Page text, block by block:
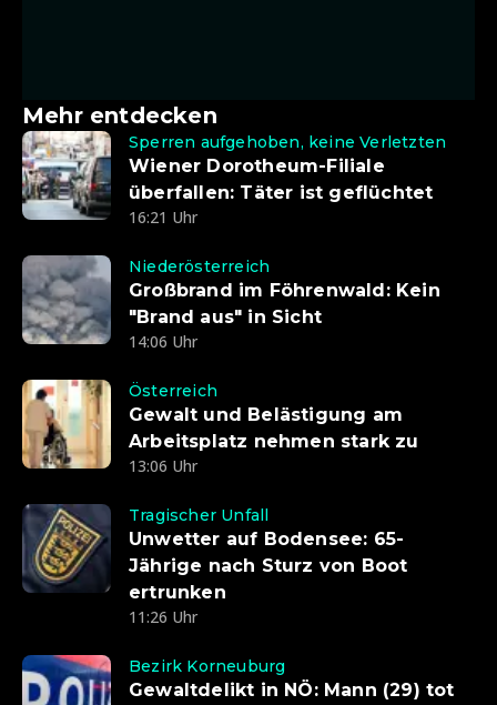
Mehr entdecken
Sperren aufgehoben, keine Verletzten
Wiener Dorotheum-Filiale
überfallen: Täter ist geflüchtet
16:21 Uhr
Niederösterreich
Großbrand im Föhrenwald: Kein
"Brand aus" in Sicht
14:06 Uhr
Österreich
Gewalt und Belästigung am
Arbeitsplatz nehmen stark zu
13:06 Uhr
Tragischer Unfall
Unwetter auf Bodensee: 65-
Jährige nach Sturz von Boot
ertrunken
11:26 Uhr
Bezirk Korneuburg
Gewaltdelikt in NÖ: Mann (29) tot